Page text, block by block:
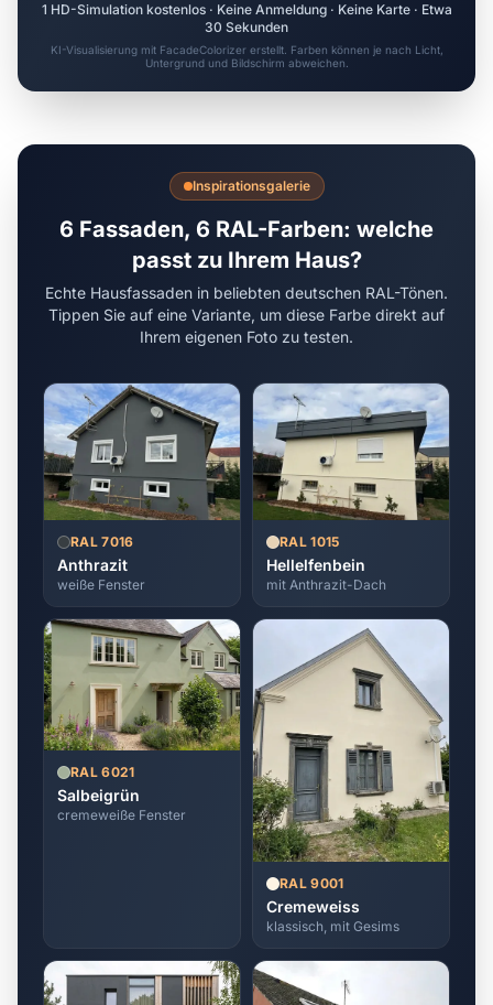
1 HD-Simulation kostenlos · Keine Anmeldung · Keine Karte · Etwa
30 Sekunden
KI-Visualisierung mit FacadeColorizer erstellt. Farben können je nach Licht,
Untergrund und Bildschirm abweichen.
Inspirationsgalerie
6 Fassaden, 6 RAL-Farben: welche
passt zu Ihrem Haus?
Echte Hausfassaden in beliebten deutschen RAL-Tönen.
Tippen Sie auf eine Variante, um diese Farbe direkt auf
Ihrem eigenen Foto zu testen.
RAL 7016
Anthrazit
weiße Fenster
RAL 1015
Hellelfenbein
mit Anthrazit-Dach
RAL 6021
Salbeigrün
cremeweiße Fenster
RAL 9001
Cremeweiss
klassisch, mit Gesims